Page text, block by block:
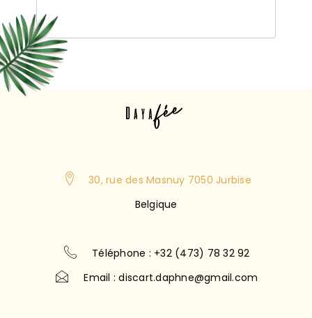
30, rue des Masnuy 7050 Jurbise
Belgique
Téléphone : +32 (473) 78 32 92
Email : discart.daphne@gmail.com